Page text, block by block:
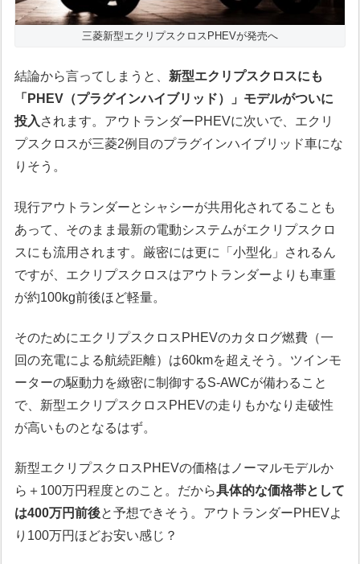
三菱新型エクリプスクロスPHEVが発売へ
結論から言ってしまうと、 新型エクリプスクロスにも
「PHEV（プラグインハイブリッド）」モデルがついに
投入 されます。アウトランダーPHEVに次いで、エクリ
プスクロスが三菱2例目のプラグインハイブリッド車にな
りそう。
現行アウトランダーとシャシーが共用化されてることも
あって、そのまま最新の電動システムがエクリプスクロ
スにも流用されます。厳密には更に「小型化」されるん
ですが、エクリプスクロスはアウトランダーよりも車重
が約100kg前後ほど軽量。
そのためにエクリプスクロスPHEVのカタログ燃費（一
回の充電による航続距離）は60kmを超えそう。ツインモ
ーターの駆動力を緻密に制御するS-AWCが備わること
で、新型エクリプスクロスPHEVの走りもかなり走破性
が高いものとなるはず。
新型エクリプスクロスPHEVの価格はノーマルモデルか
ら＋100万円程度とのこと。だから具体的な価格帯として
は400万円前後と予想できそう。アウトランダーPHEVよ
り100万円ほどお安い感じ？